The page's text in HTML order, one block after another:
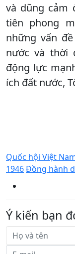
và dũng cảm
tiên phong
những vấn
nước và thời
động lực
ích đất nước,
Quốc hội Việt
1946Đồng hành
Ý kiến bạn